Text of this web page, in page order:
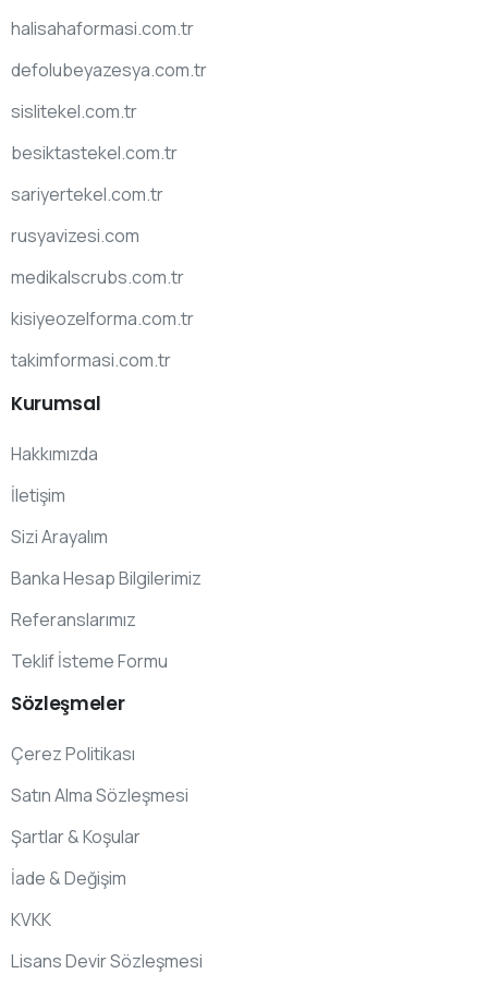
halisahaformasi.com.tr
defolubeyazesya.com.tr
sislitekel.com.tr
besiktastekel.com.tr
sariyertekel.com.tr
rusyavizesi.com
medikalscrubs.com.tr
kisiyeozelforma.com.tr
takimformasi.com.tr
Kurumsal
Hakkımızda
İletişim
Sizi Arayalım
Banka Hesap Bilgilerimiz
Referanslarımız
Teklif İsteme Formu
Sözleşmeler
Çerez Politikası
Satın Alma Sözleşmesi
Şartlar & Koşular
İade & Değişim
KVKK
Lisans Devir Sözleşmesi